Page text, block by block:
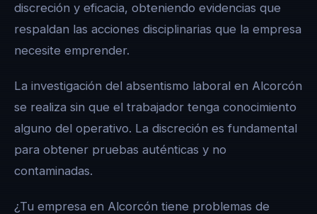
discreción y eficacia, obteniendo evidencias que
respaldan las acciones disciplinarias que la empresa
necesite emprender.
La investigación del absentismo laboral en Alcorcón
se realiza sin que el trabajador tenga conocimiento
alguno del operativo. La discreción es fundamental
para obtener pruebas auténticas y no
contaminadas.
¿Tu empresa en Alcorcón tiene problemas de